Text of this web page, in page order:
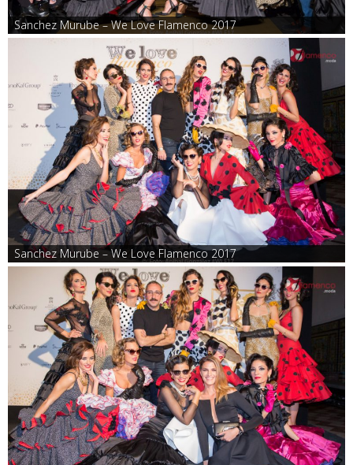
Sanchez Murube – We Love Flamenco 2017
Sanchez Murube – We Love Flamenco 2017